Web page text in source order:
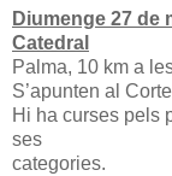
Diumenge 27 de
Catedral
Palma, 10 km a
S’apunten al
Hi ha curses pels
ses
categories.